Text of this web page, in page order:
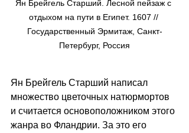
Ян Брейгель Старший. Лесной пейзаж с
отдыхом на пути в Египет. 1607 //
Государственный Эрмитаж, Санкт-
Петербург, Россия
Ян Брейгель Старший написал
множество цветочных натюрмортов
и считается основоположником этого
жанра во Фландрии. За это его